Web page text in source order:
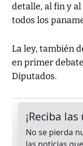
detalle, al fin y
todos los
La ley, también
en primer
Diputados.